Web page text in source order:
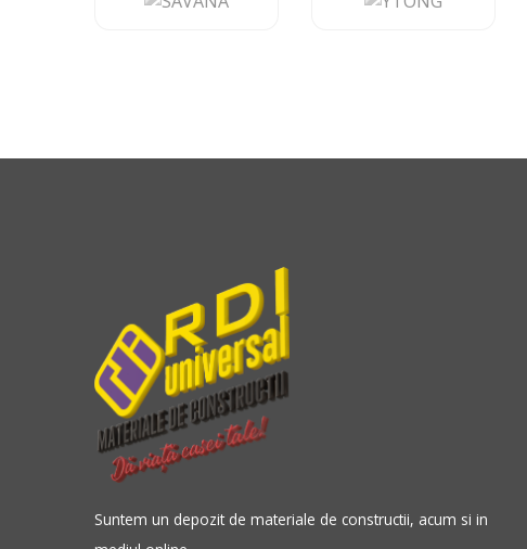
Suntem un depozit de materiale de constructii, acum si in